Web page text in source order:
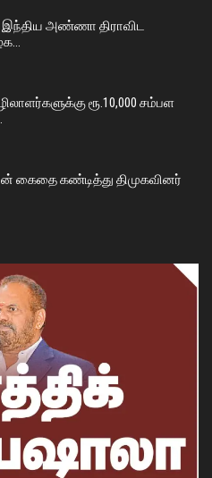
இந்திய அண்ணா திராவிட
ரூ.10,000 சம்பள
கைதை கண்டித்து திமுகவினர்